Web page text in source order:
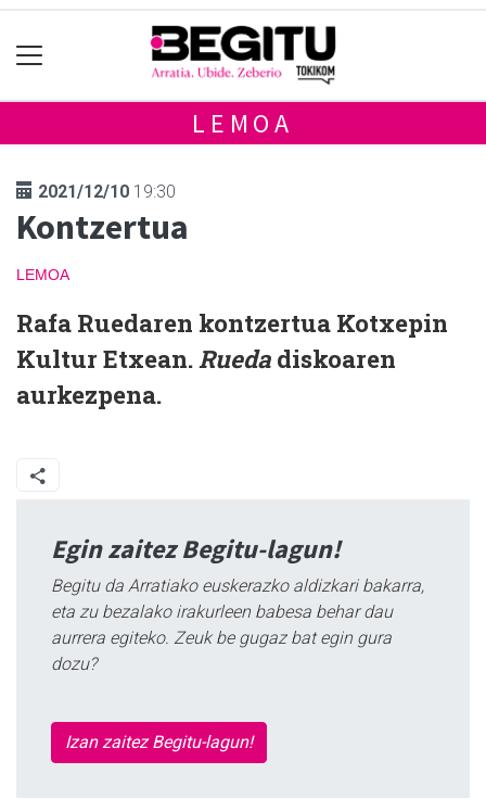
LEMOA
2021/12/10 19:30
Kontzertua
LEMOA
Rafa Ruedaren kontzertua Kotxepin
Kultur Etxean.Rueda diskoaren
aurkezpena.
Egin zaitez Begitu-lagun!
Begitu da Arratiako euskerazko aldizkari bakarra,
eta zu bezalako irakurleen babesa behar dau
aurrera egiteko. Zeuk be gugaz bat egin gura
dozu?
Izan zaitez Begitu-lagun!